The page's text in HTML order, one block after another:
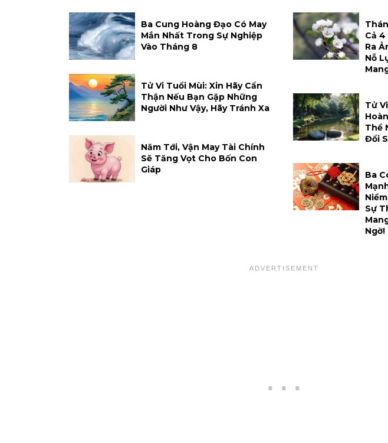
Ba Cung Hoàng Đạo Có May
Mắn Nhất Trong Sự Nghiệp
Vào Tháng 8
Tử Vi Tuổi Mùi: Xin Hãy Cẩn
Thận Nếu Bạn Gặp Những
Người Như Vậy, Hãy Tránh Xa
Năm Tới, Vận May Tài Chính
Sẽ Tăng Vọt Cho Bốn Con
Giáp
Cả
Ra
Nỗ
Tử
Thể
Đổi
Ba
Sự
Ngờ!